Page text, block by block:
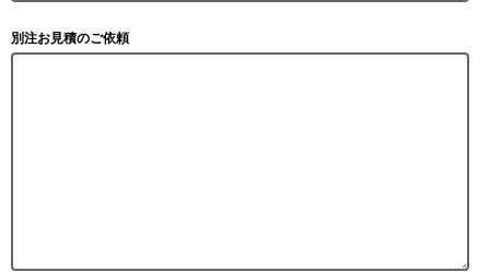
別注お見積のご依頼